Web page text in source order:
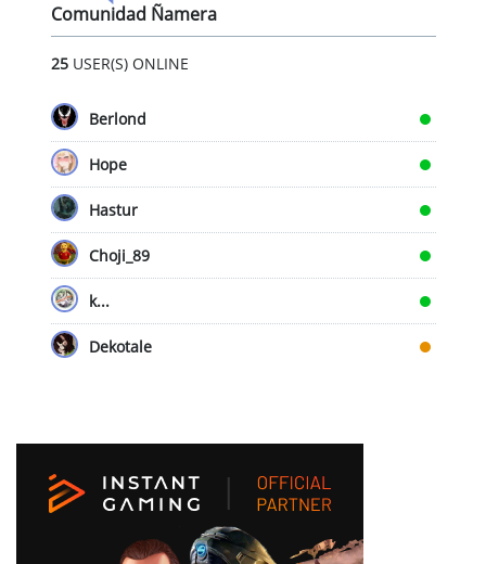
Comunidad Ñamera
25USER(S) ONLINE
Berlond
Hope
Hastur
Choji_89
k...
Dekotale